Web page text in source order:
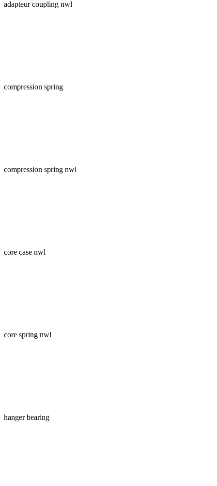
adapteur coupling nwl
compression spring
compression spring nwl
core case nwl
core spring nwl
hanger bearing